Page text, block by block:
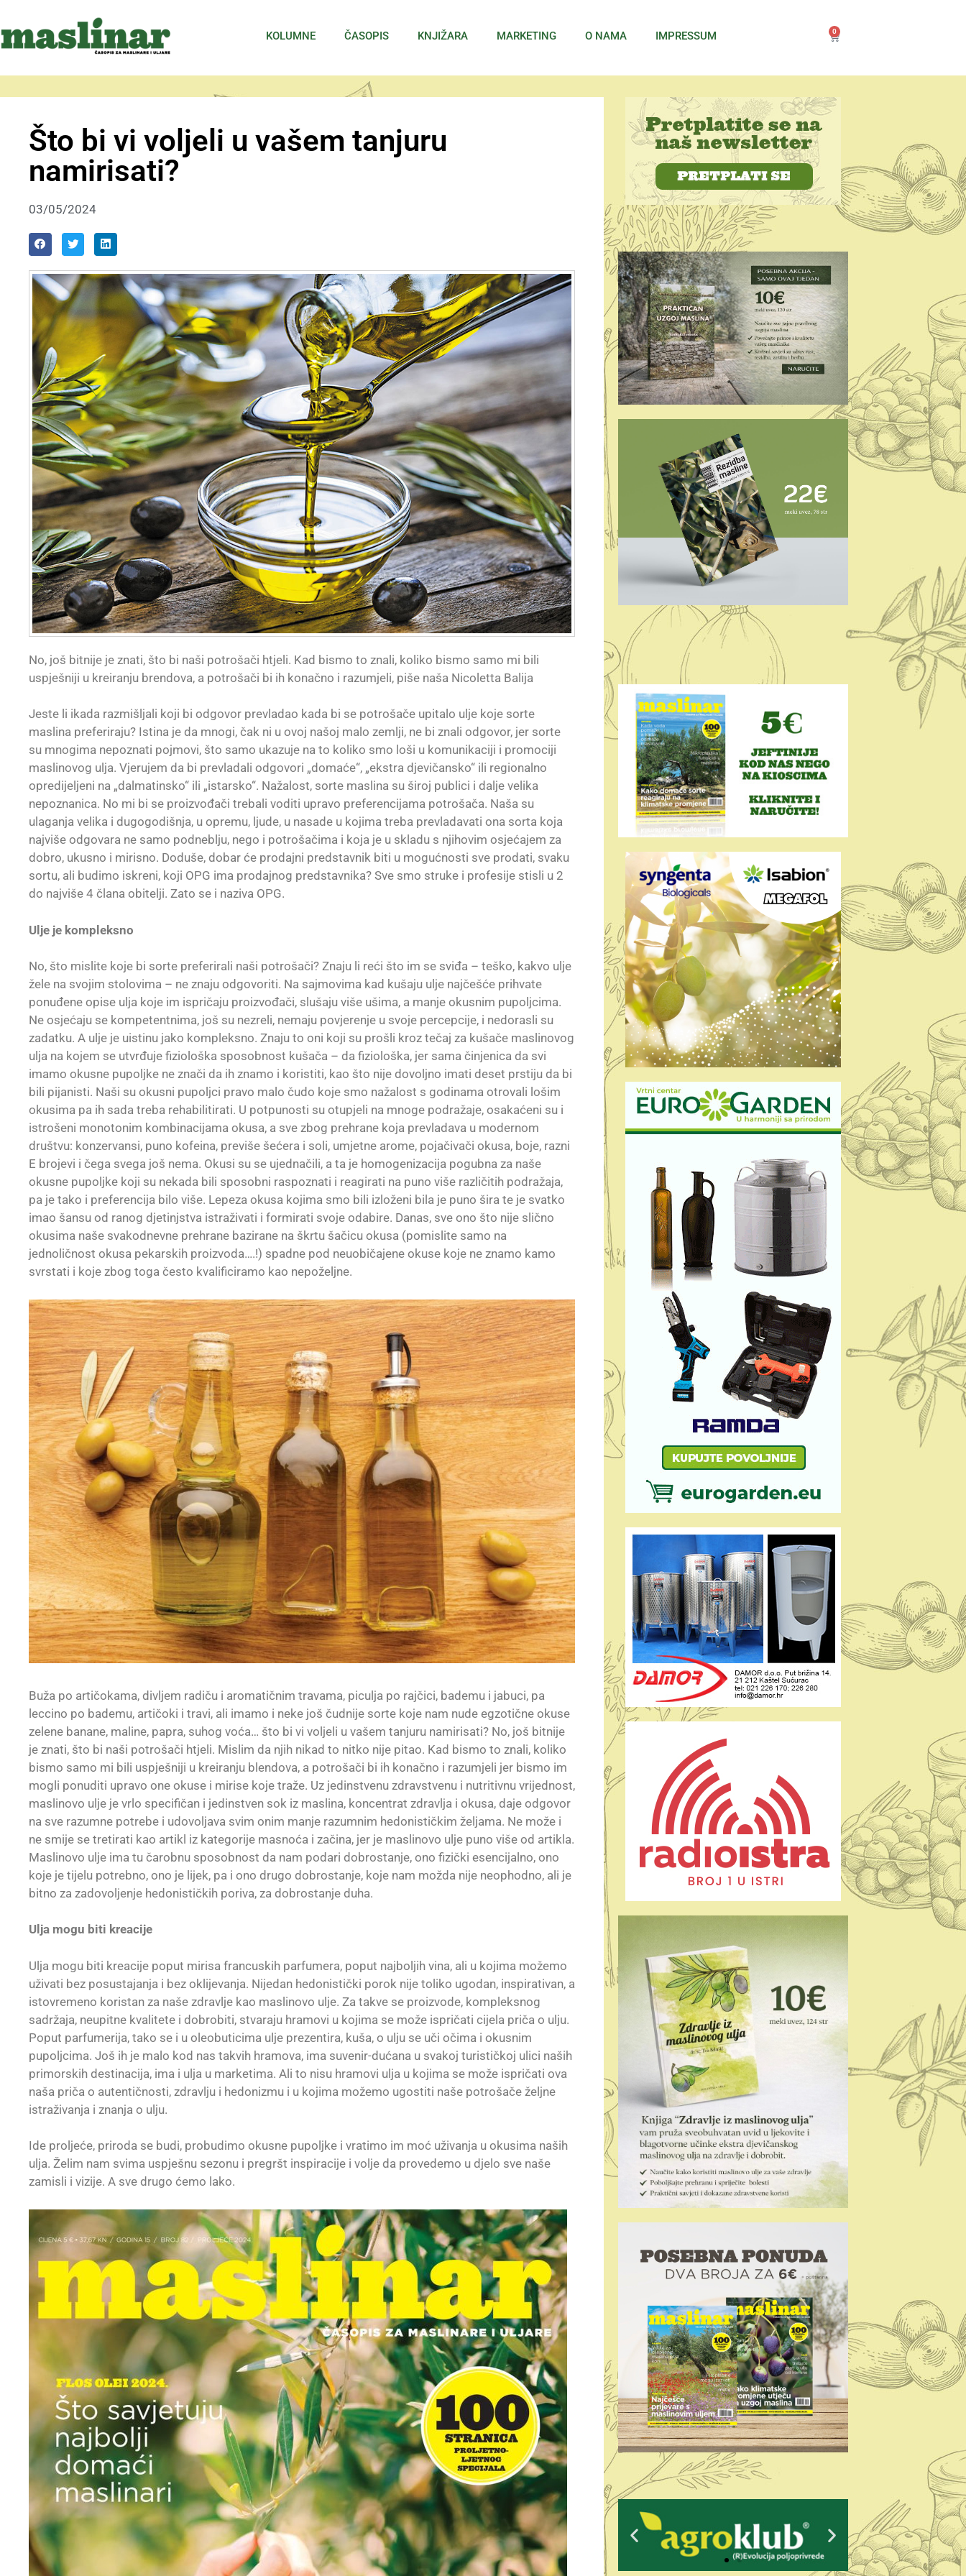
KOLUMNE ČASOPIS KNJIŽARA MARKETING O NAMA IMPRESSUM 0
Što bi vi voljeli u vašem tanjuru
namirisati?
03/05/2024
No, još bitnije je znati, što bi naši potrošači htjeli. Kad bismo to znali, koliko bismo samo mi bili
uspješniji u kreiranju brendova, a potrošači bi ih konačno i razumjeli, piše naša Nicoletta Balija
Jeste li ikada razmišljali koji bi odgovor prevladao kada bi se potrošače upitalo ulje koje sorte
maslina preferiraju? Istina je da mnogi, čak ni u ovoj našoj malo zemlji, ne bi znali odgovor, jer sorte
su mnogima nepoznati pojmovi, što samo ukazuje na to koliko smo loši u komunikaciji i promociji
maslinovog ulja. Vjerujem da bi prevladali odgovori „domaće“, „ekstra djevičansko“ ili regionalno
opredijeljeni na „dalmatinsko“ ili „istarsko“. Nažalost, sorte maslina su široj publici i dalje velika
nepoznanica. No mi bi se proizvođači trebali voditi upravo preferencijama potrošača. Naša su
ulaganja velika i dugogodišnja, u opremu, ljude, u nasade u kojima treba prevladavati ona sorta koja
najviše odgovara ne samo podneblju, nego i potrošačima i koja je u skladu s njihovim osjećajem za
dobro, ukusno i mirisno. Doduše, dobar će prodajni predstavnik biti u mogućnosti sve prodati, svaku
sortu, ali budimo iskreni, koji OPG ima prodajnog predstavnika? Sve smo struke i profesije stisli u 2
do najviše 4 člana obitelji. Zato se i naziva OPG.
Ulje je kompleksno
No, što mislite koje bi sorte preferirali naši potrošači? Znaju li reći što im se sviđa – teško, kakvo ulje
žele na svojim stolovima – ne znaju odgovoriti. Na sajmovima kad kušaju ulje najčešće prihvate
ponuđene opise ulja koje im ispričaju proizvođači, slušaju više ušima, a manje okusnim pupoljcima.
Ne osjećaju se kompetentnima, još su nezreli, nemaju povjerenje u svoje percepcije, i nedorasli su
zadatku. A ulje je uistinu jako kompleksno. Znaju to oni koji su prošli kroz tečaj za kušače maslinovog
ulja na kojem se utvrđuje fiziološka sposobnost kušača – da fiziološka, jer sama činjenica da svi
imamo okusne pupoljke ne znači da ih znamo i koristiti, kao što nije dovoljno imati deset prstiju da bi
bili pijanisti. Naši su okusni pupoljci pravo malo čudo koje smo nažalost s godinama otrovali lošim
okusima pa ih sada treba rehabilitirati. U potpunosti su otupjeli na mnoge podražaje, osakaćeni su i
istrošeni monotonim kombinacijama okusa, a sve zbog prehrane koja prevladava u modernom
društvu: konzervansi, puno kofeina, previše šećera i soli, umjetne arome, pojačivači okusa, boje, razni
E brojevi i čega svega još nema. Okusi su se ujednačili, a ta je homogenizacija pogubna za naše
okusne pupoljke koji su nekada bili sposobni raspoznati i reagirati na puno više različitih podražaja,
pa je tako i preferencija bilo više. Lepeza okusa kojima smo bili izloženi bila je puno šira te je svatko
imao šansu od ranog djetinjstva istraživati i formirati svoje odabire. Danas, sve ono što nije slično
okusima naše svakodnevne prehrane bazirane na škrtu šačicu okusa (pomislite samo na
jednoličnost okusa pekarskih proizvoda….!) spadne pod neuobičajene okuse koje ne znamo kamo
svrstati i koje zbog toga često kvalificiramo kao nepoželjne.
Buža po artičokama, divljem radiču i aromatičnim travama, piculja po rajčici, bademu i jabuci, pa
leccino po bademu, artičoki i travi, ali imamo i neke još čudnije sorte koje nam nude egzotične okuse
zelene banane, maline, papra, suhog voća… što bi vi voljeli u vašem tanjuru namirisati? No, još bitnije
je znati, što bi naši potrošači htjeli. Mislim da njih nikad to nitko nije pitao. Kad bismo to znali, koliko
bismo samo mi bili uspješniji u kreiranju blendova, a potrošači bi ih konačno i razumjeli jer bismo im
mogli ponuditi upravo one okuse i mirise koje traže. Uz jedinstvenu zdravstvenu i nutritivnu vrijednost,
maslinovo ulje je vrlo specifičan i jedinstven sok iz maslina, koncentrat zdravlja i okusa, daje odgovor
na sve razumne potrebe i udovoljava svim onim manje razumnim hedonističkim željama. Ne može i
ne smije se tretirati kao artikl iz kategorije masnoća i začina, jer je maslinovo ulje puno više od artikla.
Maslinovo ulje ima tu čarobnu sposobnost da nam podari dobrostanje, ono fizički esencijalno, ono
koje je tijelu potrebno, ono je lijek, pa i ono drugo dobrostanje, koje nam možda nije neophodno, ali je
bitno za zadovoljenje hedonističkih poriva, za dobrostanje duha.
Ulja mogu biti kreacije
Ulja mogu biti kreacije poput mirisa francuskih parfumera, poput najboljih vina, ali u kojima možemo
uživati bez posustajanja i bez oklijevanja. Nijedan hedonistički porok nije toliko ugodan, inspirativan, a
istovremeno koristan za naše zdravlje kao maslinovo ulje. Za takve se proizvode, kompleksnog
sadržaja, neupitne kvalitete i dobrobiti, stvaraju hramovi u kojima se može ispričati cijela priča o ulju.
Poput parfumerija, tako se i u oleobuticima ulje prezentira, kuša, o ulju se uči očima i okusnim
pupoljcima. Još ih je malo kod nas takvih hramova, ima suvenir-dućana u svakoj turističkoj ulici naših
primorskih destinacija, ima i ulja u marketima. Ali to nisu hramovi ulja u kojima se može ispričati ova
naša priča o autentičnosti, zdravlju i hedonizmu i u kojima možemo ugostiti naše potrošače željne
istraživanja i znanja o ulju.
Ide proljeće, priroda se budi, probudimo okusne pupoljke i vratimo im moć uživanja u okusima naših
ulja. Želim nam svima uspješnu sezonu i pregršt inspiracije i volje da provedemo u djelo sve naše
zamisli i vizije. A sve drugo ćemo lako.